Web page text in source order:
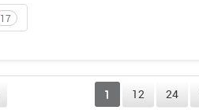
17
1 12 24